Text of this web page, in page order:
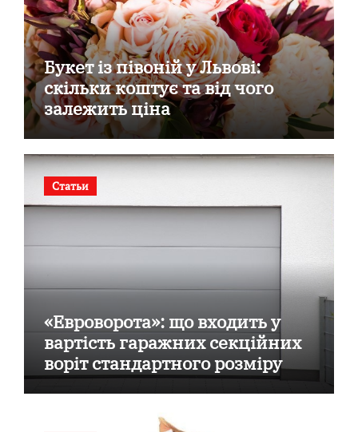
Букет із півоній у Львові:
скільки коштує та від чого
залежить ціна
Статьи
«Евроворота»: що входить у
вартість гаражних секційних
воріт стандартного розміру